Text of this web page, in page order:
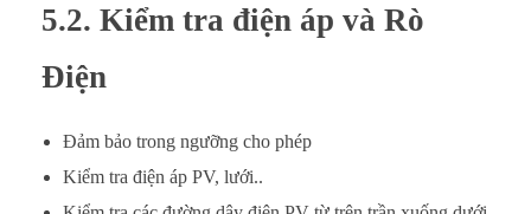
5.2. Kiểm tra điện áp và Rò
Điện
Đảm bảo trong ngưỡng cho phép
Kiểm tra điện áp PV, lưới..